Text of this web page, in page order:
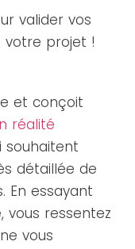
valider vos
votre projet !
et conçoit
réalité
souhaitent
détaillée de
En essayant
ressentez
vous